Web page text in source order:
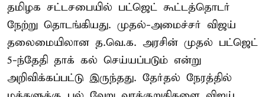
தமிழக சட்டசபையில் பட்ஜெட் கூட்டத்தொடர்
நேற்று தொடங்கியது. முதல்-அமைச்சர் விஜய்
தலைமையிலான த.வெ.க. அரசின் முதல் பட்ஜெட்
5-ந்தேதி தாக் கல் செய்யப்படும் என்று
அறிவிக்கப்பட்டு இருந்தது. தேர்தல் நேரத்தில்